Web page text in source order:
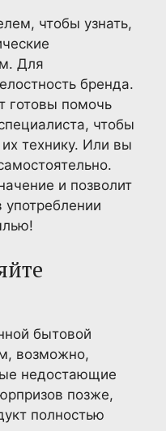
чтобы узнать,
Для
бренда.
готовы помочь
чтобы
технику. Или вы
и позволит
бытовой
возможно,
недостающие
позже,
полностью